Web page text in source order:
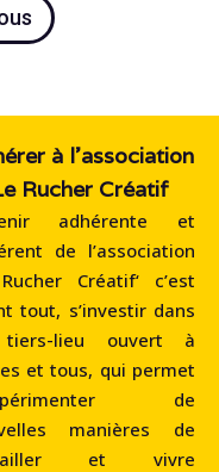
à l'association
Rucher Créatif
adhérente et
de l’association
Créatif‘ c’est
tout, s’investir dans
lieu ouvert à
et tous, qui permet
de
manières de
et vivre